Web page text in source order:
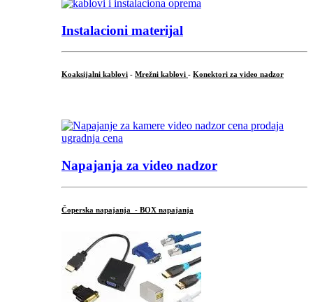
Instalacioni materijal
Koaksijalni kablovi - Mrežni kablovi - Konektori za video nadzor
Napajanja za video nadzor
Čoperska napajanja - BOX napajanja